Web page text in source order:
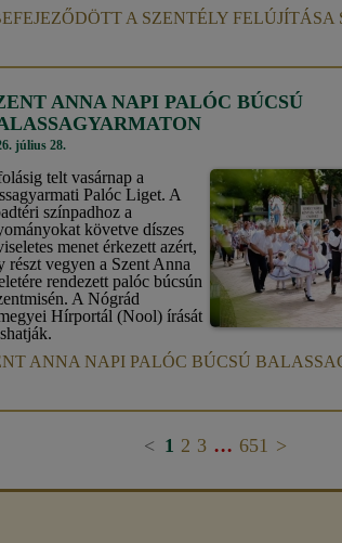
A SZENTÉLY FELÚJÍTÁSA
ANNA NAPI PALÓC BÚCSÚ
július 28.
telt vasárnap a
Palóc Liget. A
színpadhoz a
követve díszes
menet érkezett azért,
részt vegyen a Szent Anna
rendezett palóc búcsún
A Nógrád
Hírportál (Nool) írását
ANNA NAPI PALÓC BÚCSÚ
< 1 2 3 ... 651 >